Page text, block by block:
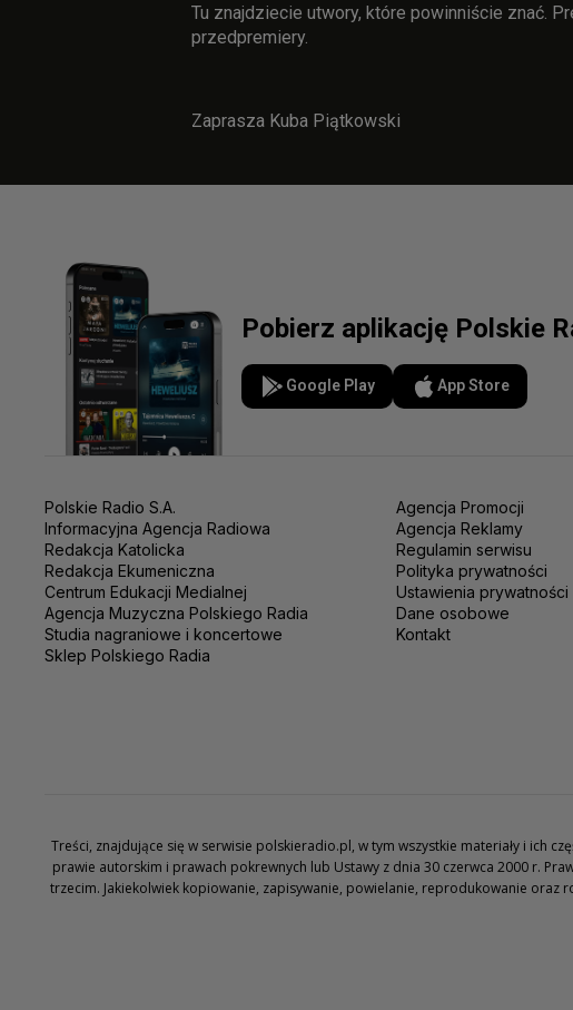
Tu znajdziecie utwory, które powinniście znać.
przedpremiery.
Zaprasza Kuba Piątkowski
Pobierz aplikację Polskie
Google Play App Store
Polskie Radio S.A.
Informacyjna Agencja Radiowa
Redakcja Katolicka
Redakcja Ekumeniczna
Centrum Edukacji Medialnej
Agencja Muzyczna Polskiego Radia
Studia nagraniowe i koncertowe
Sklep Polskiego Radia
Agencja Promocji
Agencja Reklamy
Regulamin serwisu
Polityka prywatności
Ustawienia prywatności
Dane osobowe
Kontakt
Treści, znajdujące się w serwisie polskieradio.pl, w tym wszystkie materiały i ich
prawie autorskim i prawach pokrewnych lub Ustawy z dnia 30 czerwca 2000 r.
trzecim. Jakiekolwiek kopiowanie, zapisywanie, powielanie, reprodukowanie oraz